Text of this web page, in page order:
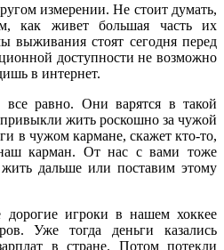
измерении. Не стоит думать,
как живет большая часть их
выживания стоят сегодня перед
доступности не возможно
в интернет.
равно. Они варятся в такой
привыкли жить роскошно за чужой
в чужом кармане, скажет кто-то,
карман. От нас с вами тоже
дальше или поставим этому
дорогие игроки в нашем хоккее
Уже тогда деньги казались
в стране. Потом потекли